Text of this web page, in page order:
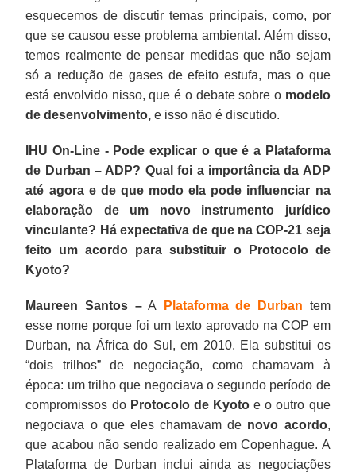
esquecemos de discutir temas principais, como, por
que se causou esse problema ambiental. Além disso,
temos realmente de pensar medidas que não sejam
só a redução de gases de efeito estufa, mas o que
está envolvido nisso, que é o debate sobre o modelo
de desenvolvimento, e isso não é discutido.
IHU On-Line - Pode explicar o que é a Plataforma
de Durban – ADP? Qual foi a importância da ADP
até agora e de que modo ela pode influenciar na
elaboração de um novo instrumento jurídico
vinculante? Há expectativa de que na COP-21 seja
feito um acordo para substituir o Protocolo de
Kyoto?
Maureen Santos –A Plataforma de Durban tem
esse nome porque foi um texto aprovado na COP em
Durban, na África do Sul, em 2010. Ela substitui os
“dois trilhos” de negociação, como chamavam à
época: um trilho que negociava o segundo período de
compromissos do Protocolo de Kyoto e o outro que
negociava o que eles chamavam de novo acordo,
que acabou não sendo realizado em Copenhague. A
Plataforma de Durban inclui ainda as negociações